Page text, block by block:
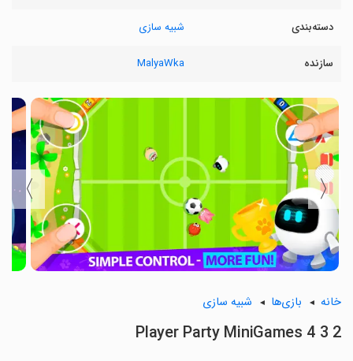
دسته‌بندی شبیه سازی
سازنده MalyaWka
〈
〉
خانه بازی‌ها شبیه سازی
2 3 4 Player Party MiniGames